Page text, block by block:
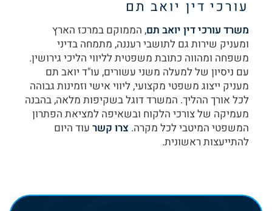
עורכי דין יואב תם
משרד עורכי דין יואב תם, הממוקם במרכז הארץ
ומעניק שירות גם לתושבי רעננה, מתמחה בדיני
משפחה ומהווה כתובת משפטית לליווי הליכי גירושין.
עם ניסיון של למעלה משני עשורים, עו"ד יואב תם
מעניק ייצוג משפטי מקצועי, ליווי אישי וזמינות גבוהה
לכל אורך ההליך. המשרד דוגל בשקיפות מלאה, בהבנה
מעמיקה של צורכי הלקוח ובשאיפה למציאת הפתרון
המשפטי המיטבי לכל מקרה. צרו קשר עוד היום
להתייעצות ראשונית.